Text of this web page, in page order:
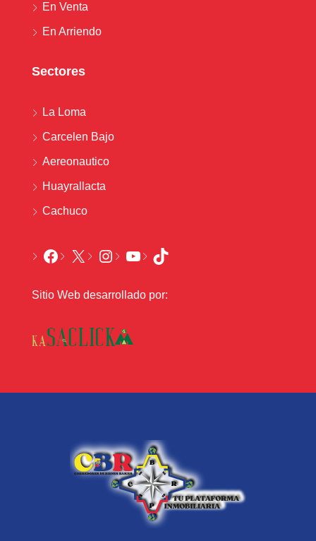
En Venta
En Arriendo
Sectores
La Loma
Carcelen Bajo
Aereonautico
Huayrallacta
Cachuco
Sitio Web desarrollado por: